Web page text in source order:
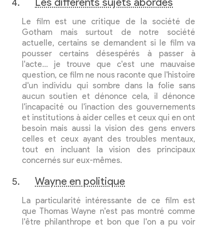
Le film est une critique de la société de
Gotham mais surtout de notre société
actuelle, certains se demandent si le film va
pousser certains désespérés à passer à
l'acte… je trouve que c'est une mauvaise
question, ce film ne nous raconte que l'histoire
d'un individu qui sombre dans la folie sans
aucun soutien et dénonce cela, il dénonce
l'incapacité ou l'inaction des gouvernements
et institutions à aider celles et ceux qui en ont
besoin mais aussi la vision des gens envers
celles et ceux ayant des troubles mentaux,
tout en incluant la vision des principaux
concernés sur eux-mêmes.
Wayne en politique
La particularité intéressante de ce film est
que Thomas Wayne n'est pas montré comme
l'être philanthrope et bon que l'on a pu voir